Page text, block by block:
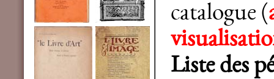
catalogue (
Liste des